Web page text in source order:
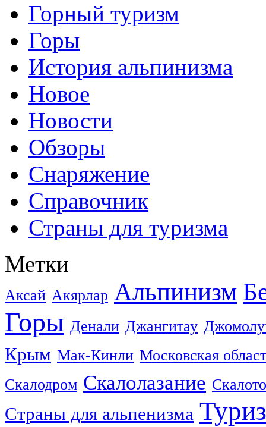
Горный туризм
Горы
История альпинизма
Новое
Новости
Обзоры
Снаряжение
Справочник
Страны для туризма
Метки
Аксай Акярлар Альпинизм
Горы Денали Джангитау
Крым Мак-Кинли Московская
Скалодром Скалолазание
Страны для альпенизма